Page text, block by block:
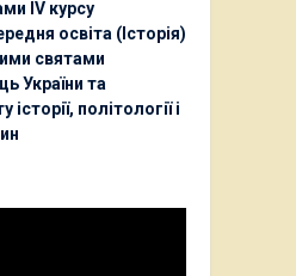
ІV курсу
освіта (Історія)
святами
України та
політології і